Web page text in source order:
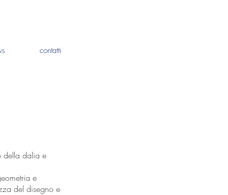
contatti
della dalia e
e
del disegno e